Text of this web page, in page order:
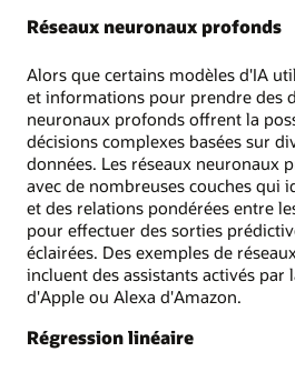
Réseaux neuronaux profonds
Alors que certains modèles d'IA
et informations pour prendre des
neuronaux profonds offrent la
décisions complexes basées sur
données. Les réseaux neuronaux
avec de nombreuses couches qui
et des relations pondérées entre
pour effectuer des sorties
éclairées. Des exemples de
incluent des assistants activés par
d'Apple ou Alexa d'Amazon.
Régression linéaire